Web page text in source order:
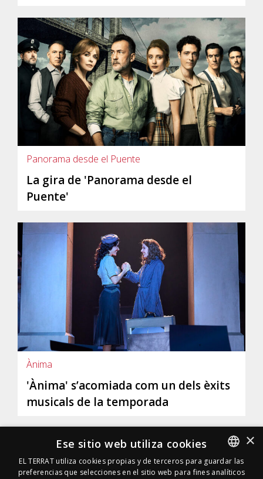
Panorama desde el Puente
La gira de 'Panorama desde el
Puente'
Ànima
'Ànima' s’acomiada com un dels èxits
musicals de la temporada
SPANISH
×
Ese sitio web utiliza cookies
EL TERRAT utiliza cookies propias y de terceros para guardar las
preferencias que selecciones en el sitio web para fines analíticos